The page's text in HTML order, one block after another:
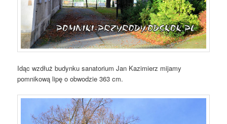
Idąc wzdłuż budynku sanatorium Jan Kazimierz mijamy
pomnikową lipę o obwodzie 363 cm.